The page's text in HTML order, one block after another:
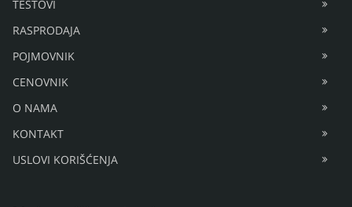
BLOG
FORUM
NOVOSTI
TESTOVI
RASPRODAJA
POJMOVNIK
CENOVNIK